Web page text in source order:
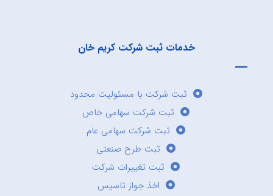
خدمات ثبت شرکت کریم خان
ثبت شرکت با مسئولیت محدود
ثبت شرکت سهامی خاص
ثبت شرکت سهامی عام
ثبت طرح صنعتی
ثبت تغییرات شرکت
اخذ جواز تاسیس